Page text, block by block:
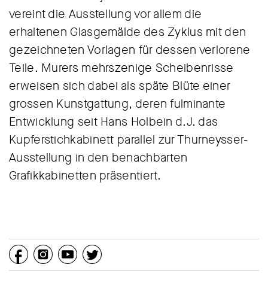
vereint die Ausstellung vor allem die
erhaltenen Glasgemälde des Zyklus mit den
gezeichneten Vorlagen für dessen verlorene
Teile. Murers mehrszenige Scheibenrisse
erweisen sich dabei als späte Blüte einer
grossen Kunstgattung, deren fulminante
Entwicklung seit Hans Holbein d.J. das
Kupferstichkabinett parallel zur Thurneysser-
Ausstellung in den benachbarten
Grafikkabinetten präsentiert.